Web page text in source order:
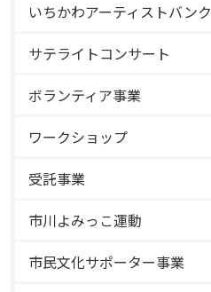
いちかわアーティストバンク
サテライトコンサート
ボランティア事業
ワークショップ
受託事業
市川よみっこ運動
市民文化サポーター事業